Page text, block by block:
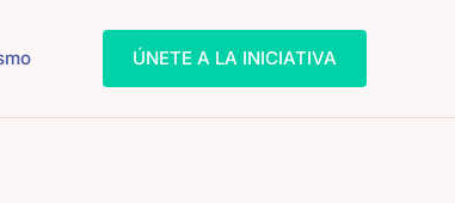
ÚNETE A LA INICIATIVA